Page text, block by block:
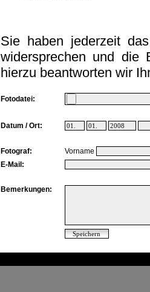
Sie haben jederzeit
widersprechen und die
hierzu beantworten wir
Fotodatei:
Datum / Ort:
Fotograf:
Vorname
E-Mail:
Bemerkungen: